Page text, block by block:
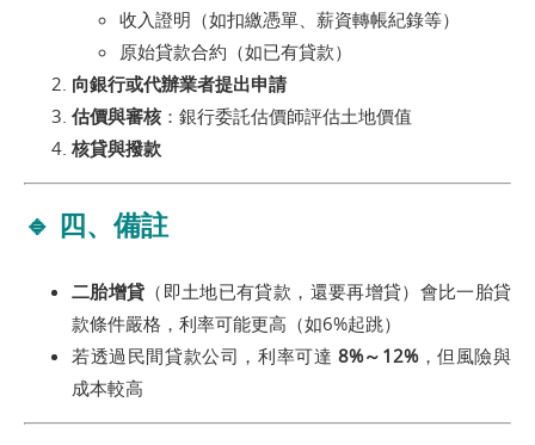
收入證明（如扣繳憑單、薪資轉帳紀錄等）
原始貸款合約（如已有貸款）
向銀行或代辦業者提出申請
估價與審核：銀行委託估價師評估土地價值
核貸與撥款
🔹 四、備註
二胎增貸 （即土地已有貸款，還要再增貸）會比一胎貸
款條件嚴格，利率可能更高（如6%起跳）
若透過民間貸款公司，利率可達 8%～12%，但風險與
成本較高